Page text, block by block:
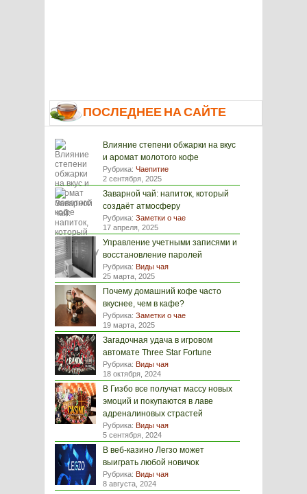
ПОСЛЕДНЕЕ НА САЙТЕ
Влияние степени обжарки на вкус
и аромат молотого кофе
Рубрика: Чаепитие
2 сентября, 2025
Заварной чай: напиток, который
создаёт атмосферу
Рубрика: Заметки о чае
17 апреля, 2025
Управление учетными записями и
восстановление паролей
Рубрика: Виды чая
25 марта, 2025
Почему домашний кофе часто
вкуснее, чем в кафе?
Рубрика: Заметки о чае
19 марта, 2025
Загадочная удача в игровом
автомате Three Star Fortune
Рубрика: Виды чая
18 октября, 2024
В Гизбо все получат массу новых
эмоций и покупаются в лаве
адреналиновых страстей
Рубрика: Виды чая
5 сентября, 2024
В веб-казино Легзо может
выиграть любой новичок
Рубрика: Виды чая
8 августа, 2024